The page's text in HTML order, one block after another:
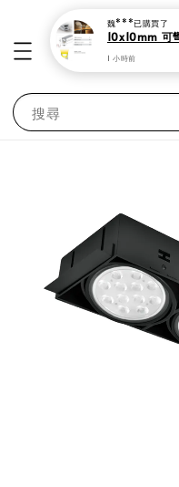
搜尋
魏***已購買了
1 小時前